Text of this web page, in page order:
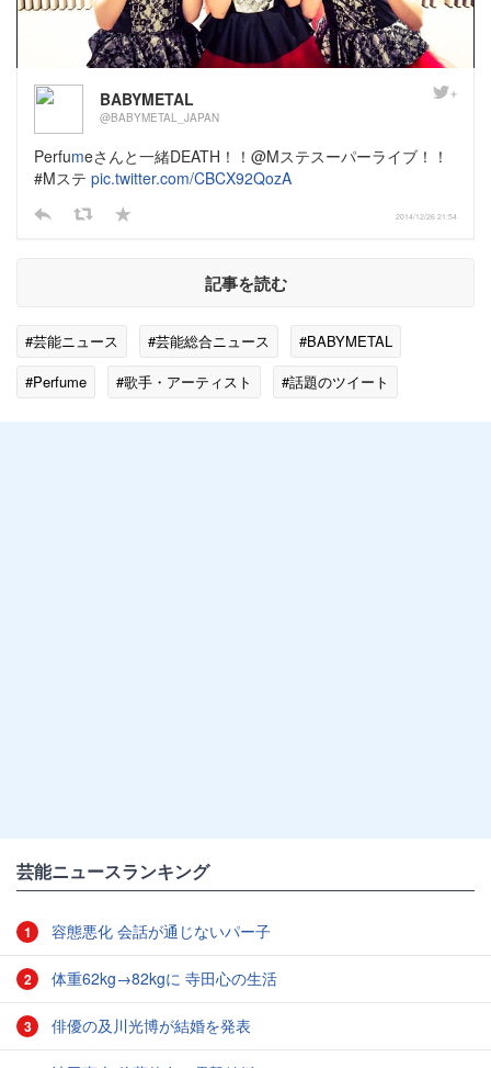
BABYMETAL
@BABYMETAL_JAPAN
Perfumeさんと一緒DEATH！！@Mステスーパーライブ！！
#Mステ pic.twitter.com/CBCX92QozA
2014/12/26 21:54
記事を読む
#芸能ニュース #芸能総合ニュース
#BABYMETAL
#Perfume
#歌手・アーティスト #話題のツイート
芸能ニュースランキング
1 容態悪化 会話が通じないパー子
2 体重62kg→82kgに 寺田心の生活
3 俳優の及川光博が結婚を発表